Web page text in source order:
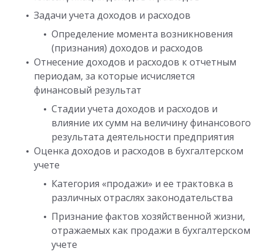
Задачи учета доходов и расходов
Определение момента возникновения
(признания) доходов и расходов
Отнесение доходов и расходов к отчетным
периодам, за которые исчисляется
финансовый результат
Стадии учета доходов и расходов и
влияние их сумм на величину финансового
результата деятельности предприятия
Оценка доходов и расходов в бухгалтерском
учете
Категория «продажи» и ее трактовка в
различных отраслях законодательства
Признание фактов хозяйственной жизни,
отражаемых как продажи в бухгалтерском
учете